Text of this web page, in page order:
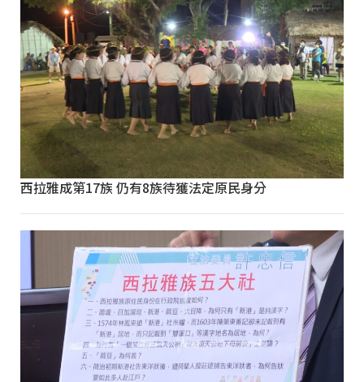
西拉雅成第17族 仍有8族待獲法定原民身分